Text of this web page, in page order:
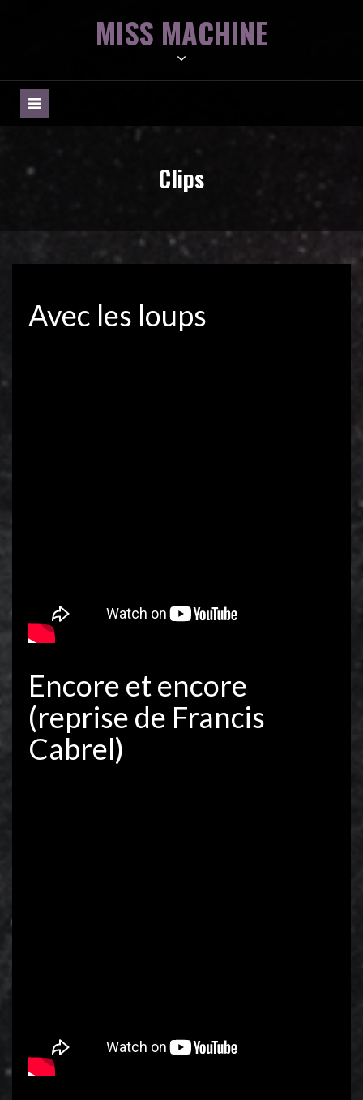
MISS MACHINE
Clips
Avec les loups
Encore et encore
(reprise de Francis
Cabrel)